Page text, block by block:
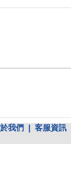
我們
客服資訊